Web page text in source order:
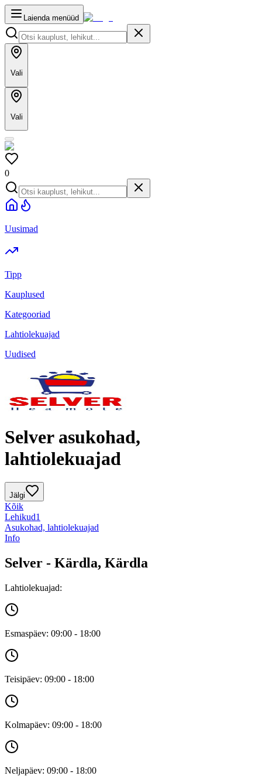
Laienda menüüd
Vali
Vali
0
Uusimad
Tipp
Kauplused
Kategooriad
Lahtiolekuajad
Uudised
Selver asukohad,
lahtiolekuajad
Jälgi
Kõik
Lehikud1
Asukohad, lahtiolekuajad
Info
Selver - Kärdla, Kärdla
Lahtiolekuajad:
Esmaspäev: 09:00 - 18:00
Teisipäev: 09:00 - 18:00
Kolmapäev: 09:00 - 18:00
Neljapäev: 09:00 - 18:00